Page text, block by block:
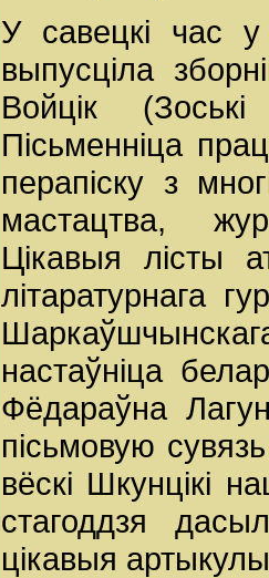
У савецкі час
выпусціла
Войцік
Пісьменніца
перапіску з
мастацтва,
Цікавыя лісты
літаратурнага
настаўніца
Фёдараўна
пісьмовую
вёскі Шкунцікі
стагоддзя
цікавыя